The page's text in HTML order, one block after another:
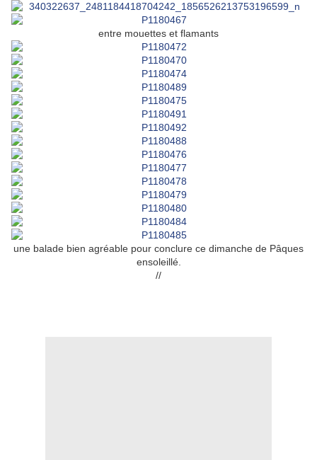
entre mouettes et flamants
une balade bien agréable pour conclure ce dimanche de Pâques
ensoleillé.
//